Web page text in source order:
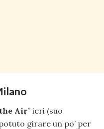
Air” ieri (suo
girare un po’ per